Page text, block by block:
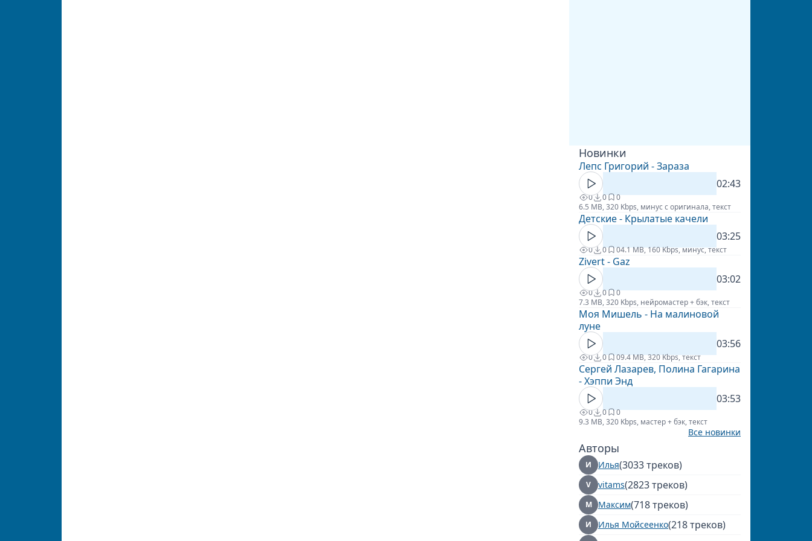
Новинки
Лепс Григорий - Зараза
02:43
0 0
0
6.5 MB, 320 Kbps, минус с оригинала, текст
Детские - Крылатые качели
03:25
0 0 04.1 MB, 160 Kbps, минус, текст
Zivert - Gaz
03:02
0 0
0
7.3 MB, 320 Kbps, нейромастер + бэк, текст
Моя Мишель - На малиновой
луне
03:56
0 0 09.4 MB, 320 Kbps, текст
Сергей Лазарев, Полина Гагарина
- Хэппи Энд
03:53
0 0
0
9.3 MB, 320 Kbps, мастер + бэк, текст
Все новинки
Авторы
И Илья(3033 треков)
V vitams(2823 треков)
М Максим(718 треков)
И Илья Мойсеенко(218 треков)